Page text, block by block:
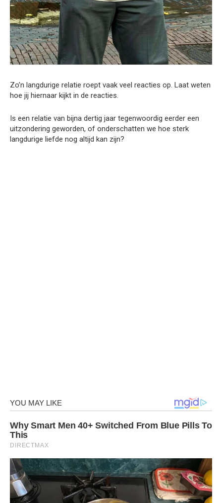
Zo’n langdurige relatie roept vaak veel reacties op. Laat weten
hoe jij hiernaar kijkt in de reacties.
Is een relatie van bijna dertig jaar tegenwoordig eerder een
uitzondering geworden, of onderschatten we hoe sterk
langdurige liefde nog altijd kan zijn?